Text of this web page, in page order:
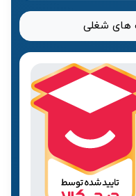
های شغلی